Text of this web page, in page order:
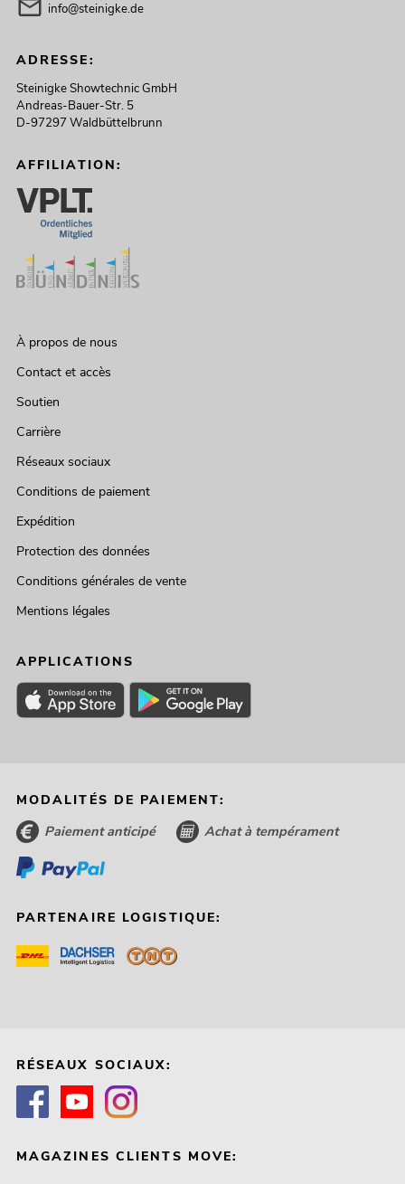
info@steinigke.de
ADRESSE:
Steinigke Showtechnic GmbH
Andreas-Bauer-Str. 5
D-97297 Waldbüttelbrunn
AFFILIATION:
À propos de nous
Contact et accès
Soutien
Carrière
Réseaux sociaux
Conditions de paiement
Expédition
Protection des données
Conditions générales de vente
Mentions légales
APPLICATIONS
MODALITÉS DE PAIEMENT:
Paiement anticipé Achat à tempérament
PARTENAIRE LOGISTIQUE:
RÉSEAUX SOCIAUX:
MAGAZINES CLIENTS MOVE: